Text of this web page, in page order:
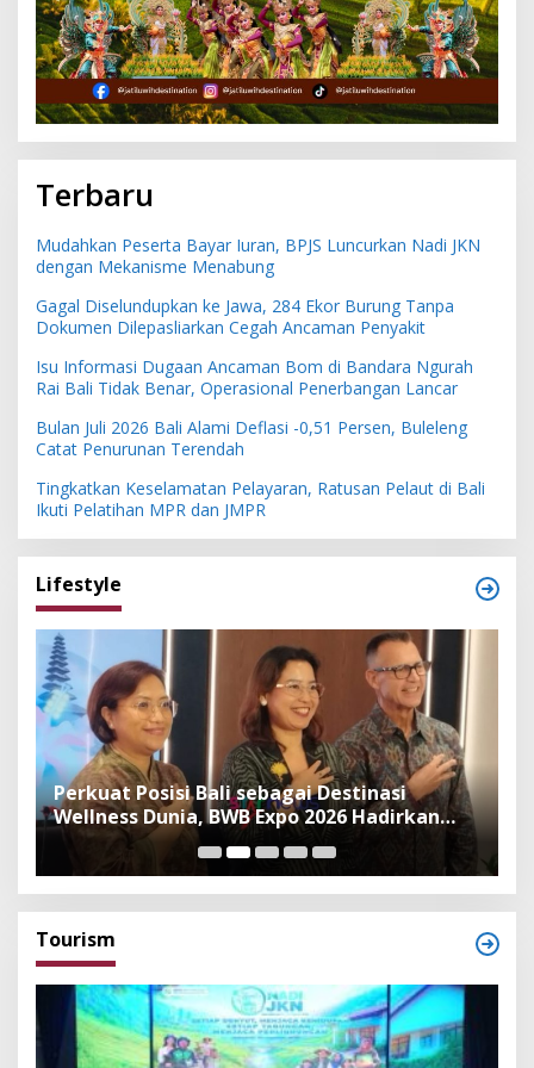
Terbaru
Mudahkan Peserta Bayar Iuran, BPJS Luncurkan Nadi JKN
dengan Mekanisme Menabung
Gagal Diselundupkan ke Jawa, 284 Ekor Burung Tanpa
Dokumen Dilepasliarkan Cegah Ancaman Penyakit
Isu Informasi Dugaan Ancaman Bom di Bandara Ngurah
Rai Bali Tidak Benar, Operasional Penerbangan Lancar
Bulan Juli 2026 Bali Alami Deflasi -0,51 Persen, Buleleng
Catat Penurunan Terendah
Tingkatkan Keselamatan Pelayaran, Ratusan Pelaut di Bali
Ikuti Pelatihan MPR dan JMPR
Lifestyle
Perkuat Posisi Bali sebagai Destinasi
Wellness Dunia, BWB Expo 2026 Hadirkan
Exhibitor Nasional dan Global
Tourism